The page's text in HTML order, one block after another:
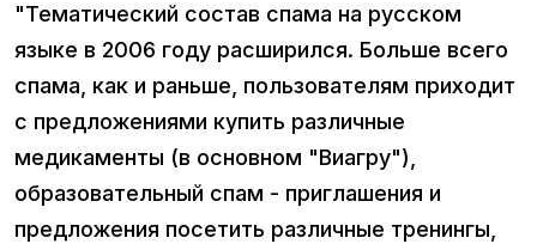
"Тематический состав спама на русском
языке в 2006 году расширился. Больше всего
спама, как и раньше, пользователям приходит
с предложениями купить различные
медикаменты (в основном "Виагру"),
образовательный спам - приглашения и
предложения посетить различные тренингы,